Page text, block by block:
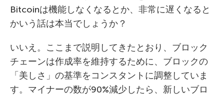
Bitcoinは機能しなくなるとか、非常に遅くなると
かいう話は本当でしょうか？
いいえ。ここまで説明してきたとおり、ブロック
チェーンは作成率を維持するために、ブロックの
「美しさ」の基準をコンスタントに調整していま
す。マイナーの数が90%減少したら、新しいブロ